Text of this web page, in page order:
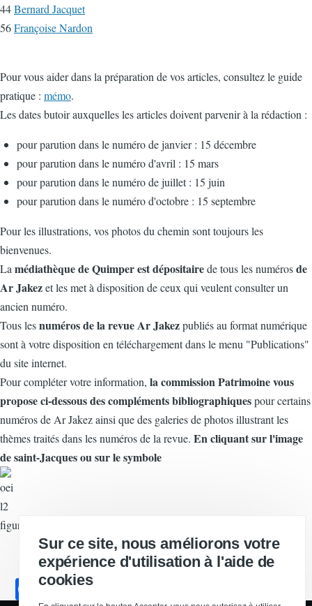
44Bernard Jacquet
56Françoise Nardon
Pour vous aider dans la préparation de vos articles, consultez le guide
pratique : mémo.
Les dates butoir auxquelles les articles doivent parvenir à la rédaction :
pour parution dans le numéro de janvier : 15 décembre
pour parution dans le numéro d'avril : 15 mars
pour parution dans le numéro de juillet : 15 juin
pour parution dans le numéro d'octobre : 15 septembre
Pour les illustrations, vos photos du chemin sont toujours les
bienvenues.
La médiathèque de Quimper est dépositairede tous les numérosde
Ar Jakezet les met à disposition de ceux qui veulent consulter un
ancien numéro.
Tous lesnuméros de la revue Ar Jakezpubliés au format numérique
sont à votre disposition en téléchargement dans le menu "Publications"
du site internet.
Pour compléter votre information, la commission Patrimoine vous
propose ci-dessous des compléments bibliographiquespour certains
numéros de Ar Jakez ainsi que des galeries de photos illustrant les
thèmes traités dans les numéros de la revue. En cliquant sur l'image
de saint-Jacques ou sur le symbole
figurant dans le tableau ci dessous vous accéderez à ces compléments.
F
Sur ce site, nous améliorons votre
expérience d'utilisation à l'aide de
cookies